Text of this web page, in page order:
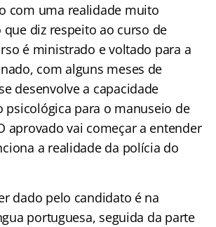
com uma realidade muito
diz respeito ao curso de
é ministrado e voltado para a
com alguns meses de
desenvolve a capacidade
psicológica para o manuseio de
aprovado vai começar a entender
a realidade da polícia do
dado pelo candidato é na
portuguesa, seguida da parte